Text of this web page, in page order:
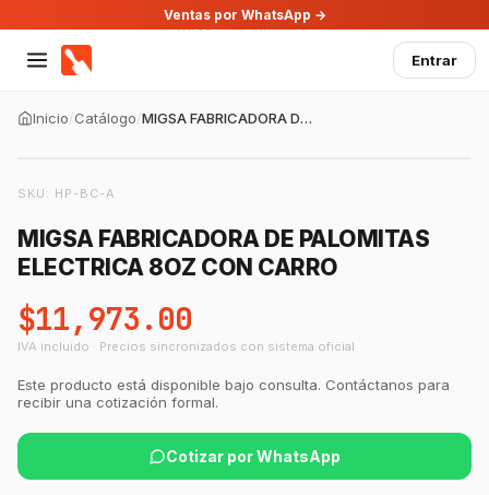
Ventas por WhatsApp →
Entrar
Inicio/Catálogo/ MIGSA FABRICADORA DE PALOMITAS ELECTRICA 8OZ CON CARRO
SKU: HP-BC-A
MIGSA FABRICADORA DE PALOMITAS
ELECTRICA 8OZ CON CARRO
$11,973.00
IVA incluido · Precios sincronizados con sistema oficial
Este producto está disponible bajo consulta. Contáctanos para
recibir una cotización formal.
Cotizar por WhatsApp